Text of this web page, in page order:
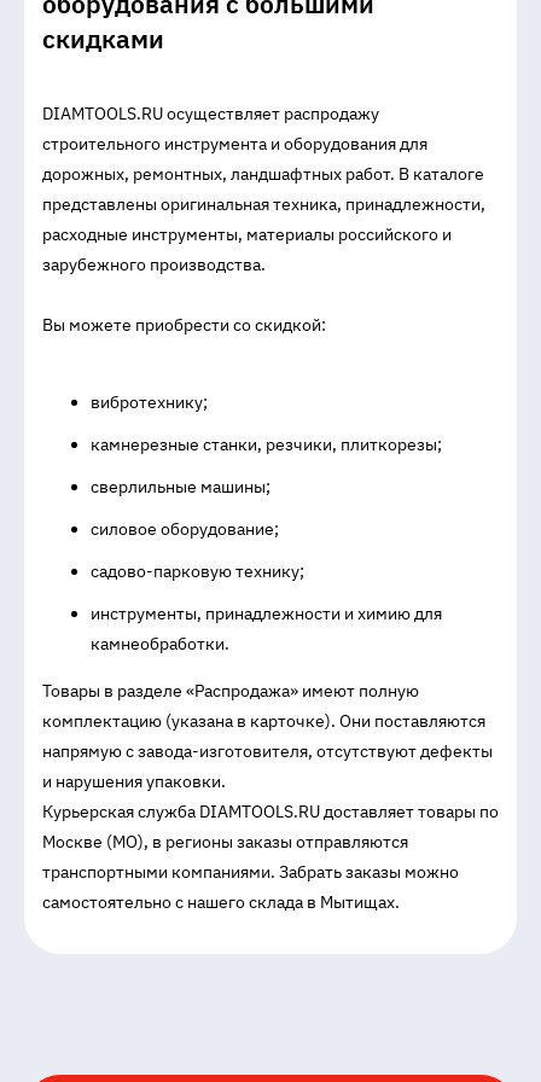
скидками
DIAMTOOLS.RU осуществляет распродажу
строительного инструмента и оборудования для
дорожных, ремонтных, ландшафтных работ. В каталоге
представлены оригинальная техника, принадлежности,
расходные инструменты, материалы российского и
зарубежного производства.
Вы можете приобрести со скидкой:
вибротехнику;
камнерезные станки, резчики, плиткорезы;
сверлильные машины;
силовое оборудование;
садово-парковую технику;
инструменты, принадлежности и химию для
камнеобработки.
Товары в разделе «Распродажа» имеют полную
комплектацию (указана в карточке). Они поставляются
напрямую с завода-изготовителя, отсутствуют дефекты
и нарушения упаковки.
Курьерская служба DIAMTOOLS.RU доставляет товары по
Москве (МО), в регионы заказы отправляются
транспортными компаниями. Забрать заказы можно
самостоятельно с нашего склада в Мытищах.